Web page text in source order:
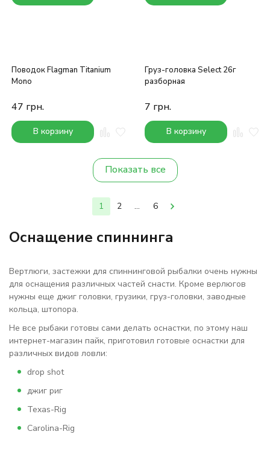
Поводок Flagman Titanium
Mono
47 грн.
В корзину
Груз-головка Select 26г
разборная
7 грн.
В корзину
Показать все
1 2 ... 6
Оснащение спиннинга
Вертлюги, застежки для спиннинговой рыбалки очень нужны
для оснащения различных частей снасти. Кроме верлюгов
нужны еще джиг головки, грузики, груз-головки, заводные
кольца, штопора.
Не все рыбаки готовы сами делать оснастки, по этому наш
интернет-магазин пайк, приготовил готовые оснастки для
различных видов ловли:
drop shot
джиг риг
Texas-Rig
Carolina-Rig